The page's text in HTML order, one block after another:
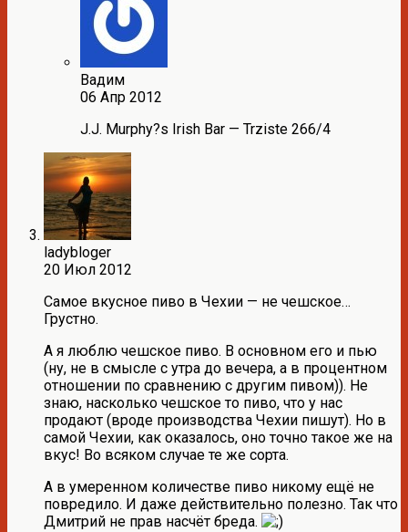
Вадим
06 Апр 2012
J.J. Murphy?s Irish Bar — Trziste 266/4
ladybloger
20 Июл 2012
Самое вкусное пиво в Чехии — не чешское…
Грустно.
А я люблю чешское пиво. В основном его и пью
(ну, не в смысле с утра до вечера, а в процентном
отношении по сравнению с другим пивом)). Не
знаю, насколько чешское то пиво, что у нас
продают (вроде производства Чехии пишут). Но в
самой Чехии, как оказалось, оно точно такое же на
вкус! Во всяком случае те же сорта.
А в умеренном количестве пиво никому ещё не
повредило. И даже действительно полезно. Так что
Дмитрий не прав насчёт бреда.